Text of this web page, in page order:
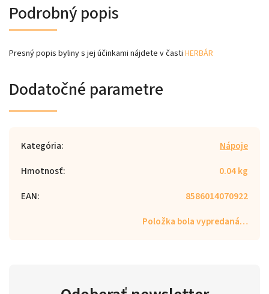
Podrobný popis
Presný popis byliny s jej účinkami nájdete v časti HERBÁR
Dodatočné parametre
Kategória:
Nápoje
Hmotnosť:
0.04 kg
EAN:
8586014070922
Položka bola vypredaná…